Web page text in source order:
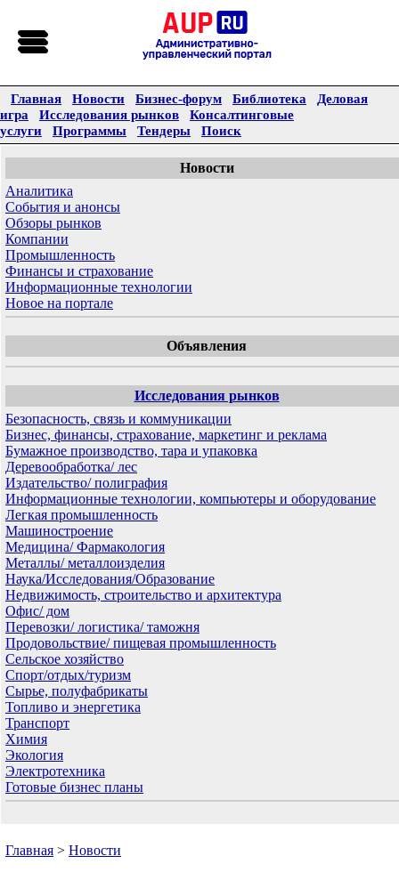
Главная Новости Бизнес-форум Библиотека
Деловая
игра
Исследования рынков
Консалтинговые
услуги
Программы Тендеры Поиск
Новости
Аналитика
События и анонсы
Обзоры рынков
Компании
Промышленность
Финансы и страхование
Информационные технологии
Новое на портале
Объявления
Исследования рынков
Безопасность, связь и коммуникации
Бизнес, финансы, страхование, маркетинг и реклама
Бумажное производство, тара и упаковка
Деревообработка/ лес
Издательство/ полиграфия
Информационные технологии, компьютеры и оборудование
Легкая промышленность
Машиностроение
Медицина/ Фармакология
Металлы/ металлоизделия
Наука/Исследования/Образование
Недвижимость, строительство и архитектура
Офис/ дом
Перевозки/ логистика/ таможня
Продовольствие/ пищевая промышленность
Сельское хозяйство
Спорт/отдых/туризм
Сырье, полуфабрикаты
Топливо и энергетика
Транспорт
Химия
Экология
Электротехника
Готовые бизнес планы
Главная > Новости